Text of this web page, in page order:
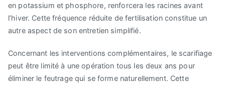
en potassium et phosphore, renforcera les racines avant
l’hiver. Cette fréquence réduite de fertilisation constitue un
autre aspect de son entretien simplifié.
Concernant les interventions complémentaires, le scarifiage
peut être limité à une opération tous les deux ans pour
éliminer le feutrage qui se forme naturellement. Cette